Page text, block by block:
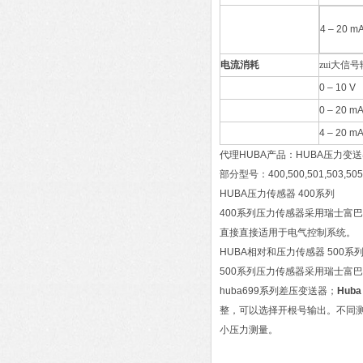
4 – 20
电流消耗
zui大信号
0 – 10
0 – 20
4 – 20
代理HUBA产品：HUBA压力变
部分型号：
HUBA压力传感器 400系列
400系列压力传感器采用瑞士富
直接直接适用于电气控制系统。
HUBA相对和压力传感器 500系列
500系列压力传感器采用瑞士富
huba699系列差压变送器；
整，可以选择开根号输出。不同
小压力测量。